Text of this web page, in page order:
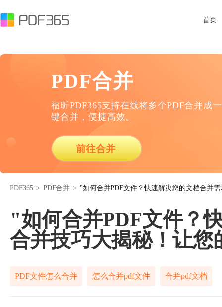
首页
PDF合并
福昕PDF365支持在线将多个PDF合并成
键合并，便捷高效。
前往合并
PDF365 > PDF合并 > "如何合并PDF文件？快速解决您的文档合并
"如何合并PDF文件？
合并技巧大揭秘！让
PDF文件怎么合并 怎么合并pdf文件 合并pdf文档